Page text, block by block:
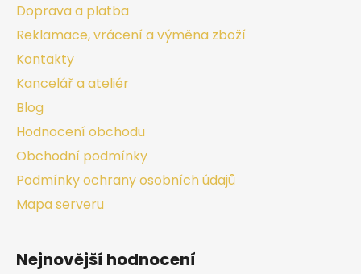
Doprava a platba
Reklamace, vrácení a výměna zboží
Kontakty
Kancelář a ateliér
Blog
Hodnocení obchodu
Obchodní podmínky
Podmínky ochrany osobních údajů
Mapa serveru
Nejnovější hodnocení